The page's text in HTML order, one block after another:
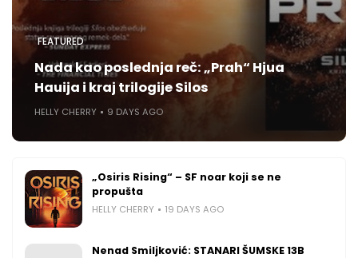
FEATURED
Nada kao poslednja reč: „Prah“ Hjua
Hauija i kraj trilogije Silos
HELLY CHERRY 9 DAYS AGO
„Osiris Rising“ – SF noar koji se ne
propušta
HELLY CHERRY 19 DAYS AGO
Nenad Smiljković: STANARI ŠUMSKE 13B